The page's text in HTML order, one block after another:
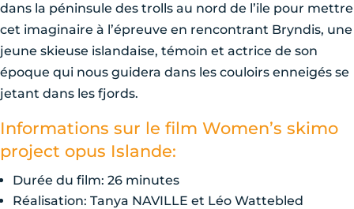
dans la péninsule des trolls au nord de l’ile pour mettre
cet imaginaire à l’épreuve en rencontrant Bryndis, une
jeune skieuse islandaise, témoin et actrice de son
époque qui nous guidera dans les couloirs enneigés se
jetant dans les fjords.
Informations sur le film Women’s skimo
project opus Islande:
Durée du film: 26 minutes
Réalisation: Tanya NAVILLE et Léo Wattebled